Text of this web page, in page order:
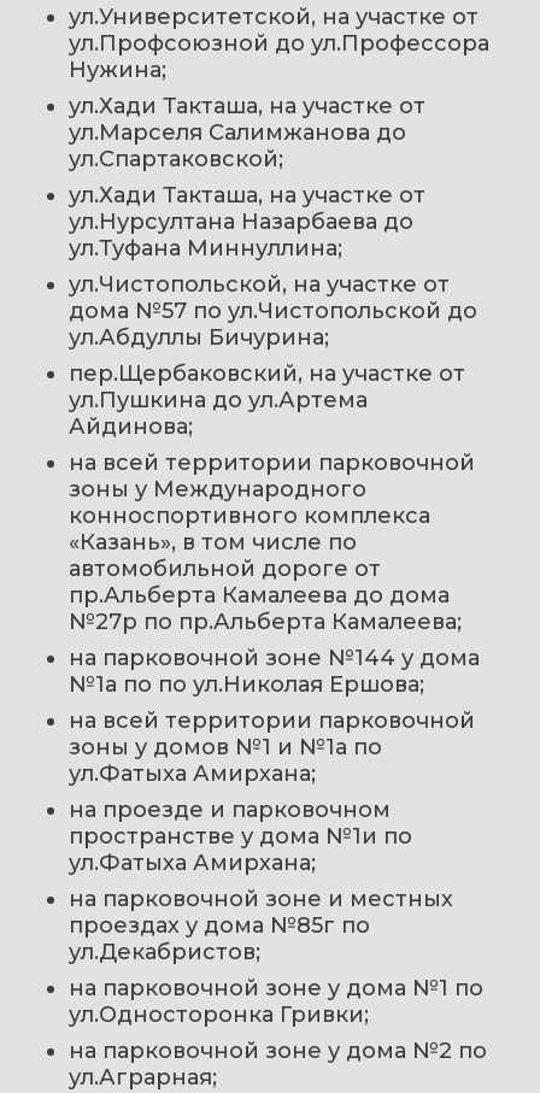
ул.Университетской, на участке от
ул.Профсоюзной до ул.Профессора
Нужина;
ул.Хади Такташа, на участке от
ул.Марселя Салимжанова до
ул.Спартаковской;
ул.Хади Такташа, на участке от
ул.Нурсултана Назарбаева до
ул.Туфана Миннуллина;
ул.Чистопольской, на участке от
дома №57 по ул.Чистопольской до
ул.Абдуллы Бичурина;
пер.Щербаковский, на участке от
ул.Пушкина до ул.Артема
Айдинова;
на всей территории парковочной
зоны у Международного
конноспортивного комплекса
«Казань», в том числе по
автомобильной дороге от
пр.Альберта Камалеева до дома
№27р по пр.Альберта Камалеева;
на парковочной зоне №144 у дома
№1а по по ул.Николая Ершова;
на всей территории парковочной
зоны у домов №1 и №1а по
ул.Фатыха Амирхана;
на проезде и парковочном
пространстве у дома №1и по
ул.Фатыха Амирхана;
на парковочной зоне и местных
проездах у дома №85г по
ул.Декабристов;
на парковочной зоне у дома №1 по
ул.Односторонка Гривки;
на парковочной зоне у дома №2 по
ул.Аграрная;